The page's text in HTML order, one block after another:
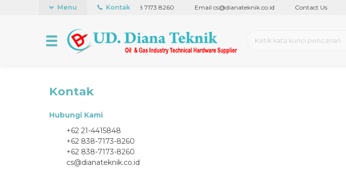
+62 21 441 5848 WhatsApp +62 838 7173 8260 Email cs@dianateknik.co.id Contact Us
Menu Kontak
Kontak
Hubungi Kami
+62 21-4415848
+62 838-7173-8260
+62 838-7173-8260
cs@dianateknik.co.id